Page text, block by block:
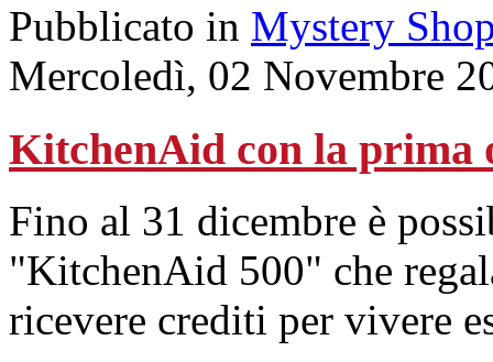
Pubblicato in Mystery
Mercoledì, 02 Novembre
KitchenAid con la prima
Fino al 31 dicembre è
"KitchenAid 500" che
ricevere crediti per vivere